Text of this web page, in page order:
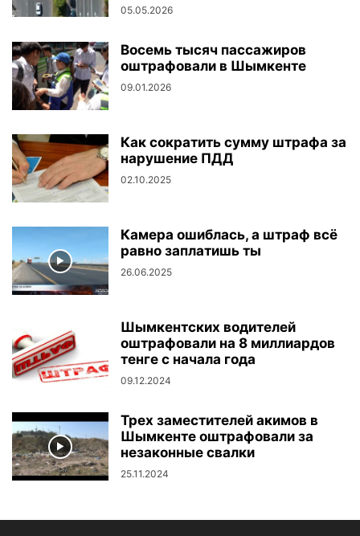
05.05.2026
Восемь тысяч пассажиров
оштрафовали в Шымкенте
09.01.2026
Как сократить сумму штрафа за
нарушение ПДД
02.10.2025
Камера ошиблась, а штраф всё
равно заплатишь ты
26.06.2025
Шымкентских водителей
оштрафовали на 8 миллиардов
тенге с начала года
09.12.2024
Трех заместителей акимов в
Шымкенте оштрафовали за
незаконные свалки
25.11.2024